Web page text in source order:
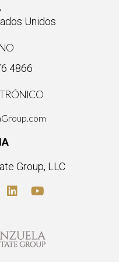
Unidos
4866
Group, LLC